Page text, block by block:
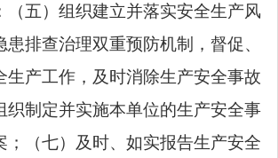
（五）组织建立并落实安全生产风
排查治理双重预防机制，督促、
生产工作，及时消除生产安全事故
织制定并实施本单位的生产安全事
；（七）及时、如实报告生产安全